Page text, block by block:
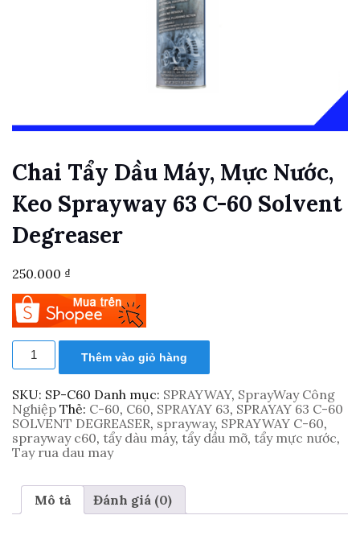
Chai Tẩy Dầu Máy, Mực Nước,
Keo Sprayway 63 C-60 Solvent
Degreaser
250.000 ₫
Chai
máy,
mực
nước,
keo
Sprayway
63
60
Solvent
Thêm vào giỏ hàng
SKU: SP-C60 Danh mục: SPRAYWAY, SprayWay Công
Nghiệp Thẻ: C-60, C60, SPRAYAY 63, SPRAYAY 63 C-60
SOLVENT DEGREASER, sprayway, SPRAYWAY C-60,
sprayway c60, tẩy dàu máy, tẩy dầu mỡ, tẩy mực nước,
Tay rua dau may
Mô tả Đánh giá (0)